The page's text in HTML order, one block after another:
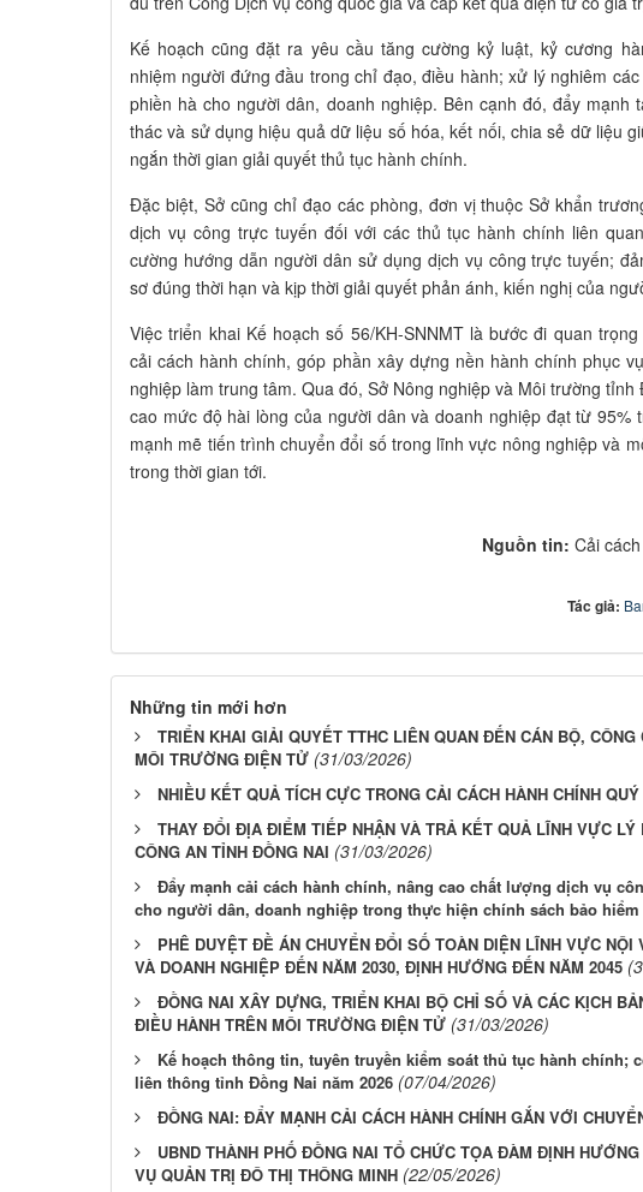
Kế hoạch cũng đặt ra yêu cầu tăng cường kỷ luật, kỷ cương
nhiệm người đứng đầu trong chỉ đạo, điều hành; xử lý nghiêm
phiền hà cho người dân, doanh nghiệp. Bên cạnh đó, đẩy mạnh
thác và sử dụng hiệu quả dữ liệu số hóa, kết nối, chia sẻ dữ liệu
ngắn thời gian giải quyết thủ tục hành chính.
Đặc biệt, Sở cũng chỉ đạo các phòng, đơn vị thuộc Sở khẩn
dịch vụ công trực tuyến đối với các thủ tục hành chính liên
cường hướng dẫn người dân sử dụng dịch vụ công trực tuyến;
sơ đúng thời hạn và kịp thời giải quyết phản ánh, kiến nghị của
Việc triển khai Kế hoạch số 56/KH-SNNMT là bước đi quan
cải cách hành chính, góp phần xây dựng nền hành chính phục
nghiệp làm trung tâm. Qua đó, Sở Nông nghiệp và Môi trường
cao mức độ hài lòng của người dân và doanh nghiệp đạt từ 95%
mạnh mẽ tiến trình chuyển đổi số trong lĩnh vực nông nghiệp và
trong thời gian tới.​
Nguồn tin: Cải
Tác giả:
Những tin mới hơn
TRIỂN KHAI GIẢI QUYẾT TTHC LIÊN QUAN ĐẾN CÁN BỘ,
MÔI TRƯỜNG ĐIỆN TỬ (31/03/2026)
NHIỀU KẾT QUẢ TÍCH CỰC TRONG CẢI CÁCH HÀNH CHÍNH
THAY ĐỔI ĐỊA ĐIỂM TIẾP NHẬN VÀ TRẢ KẾT QUẢ LĨNH VỰC LÝ
CÔNG AN TỈNH ĐỒNG NAI (31/03/2026)
Đẩy mạnh cải cách hành chính, nâng cao chất lượng dịch vụ
cho người dân, doanh nghiệp trong thực hiện chính sách bảo hiểm
PHÊ DUYỆT ĐỀ ÁN CHUYỂN ĐỔI SỐ TOÀN DIỆN LĨNH VỰC NỘI
VÀ DOANH NGHIỆP ĐẾN NĂM 2030, ĐỊNH HƯỚNG ĐẾN NĂM 2045
ĐỒNG NAI XÂY DỰNG, TRIỂN KHAI BỘ CHỈ SỐ VÀ CÁC KỊCH
ĐIỀU HÀNH TRÊN MÔI TRƯỜNG ĐIỆN TỬ (31/03/2026)
Kế hoạch thông tin, tuyên truyền kiểm soát thủ tục hành chính;
liên thông tỉnh Đồng Nai năm 2026 (07/04/2026)
ĐỒNG NAI: ĐẨY MẠNH CẢI CÁCH HÀNH CHÍNH GẮN VỚI
UBND THÀNH PHỐ ĐỒNG NAI TỔ CHỨC TỌA ĐÀM ĐỊNH
VỤ QUẢN TRỊ ĐÔ THỊ THÔNG MINH (22/05/2026)